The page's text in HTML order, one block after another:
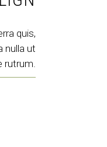
quis,
nulla ut
rutrum.